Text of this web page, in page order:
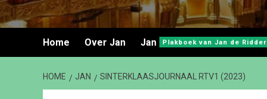
Home Over Jan Jan Plakboek van Jan de Ridder
HOME JAN SINTERKLAASJOURNAAL RTV1 (2023)